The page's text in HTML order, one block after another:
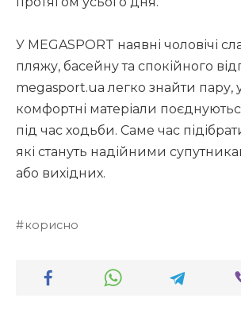
У MEGASPORT наявні чоловічі
пляжу, басейну та спокійного
megasport.ua легко знайти пару,
комфортні матеріали
під час ходьби. Саме час
які стануть надійними
або вихідних.
корисно